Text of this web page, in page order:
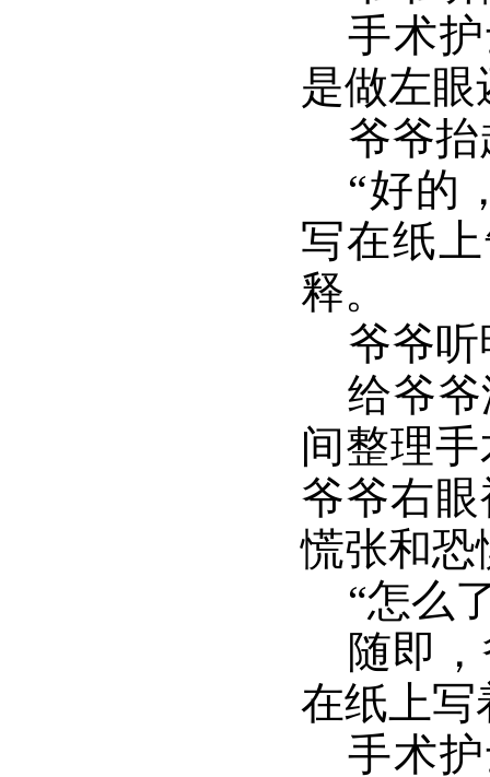
手术
是做左眼
爷爷
“好的
写在纸
释。
爷爷
给爷
间整理
爷爷右
慌张和恐
“怎么
随即
在纸上写
手术